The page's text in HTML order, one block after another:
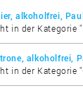
alkoholfrei,
in der Kategorie
alkoholfrei,
in der Kategorie